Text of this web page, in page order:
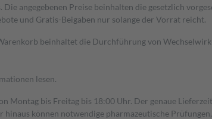
angegebenen Preise beinhalten die gesetzlich
und Gratis-Beigaben nur solange der Vorrat reicht.
beinhaltet die Durchführung von
lesen.
Montag bis Freitag bis 18:00 Uhr. Der genaue
können notwendige pharmazeutische